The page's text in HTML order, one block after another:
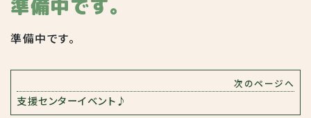
準備中です。
準備中です。
次のページへ
支援センターイベント♪